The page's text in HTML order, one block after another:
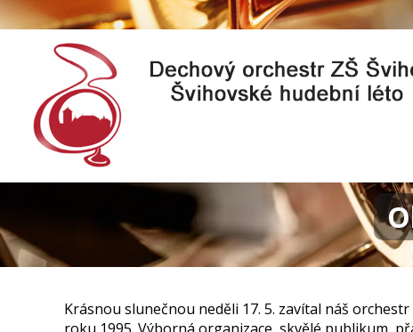
Krásnou slunečnou neděli 17. 5. zavítal náš